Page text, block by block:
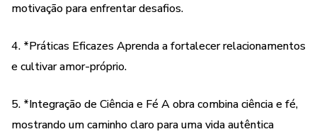
redescoberta do amor-próprio.
4. *Fortalecimento dos Relacionamentos*: Entenda as
necessidades emocionais de cada um e como construir uma
comunicação saudável e respeitosa. Este livro oferece
motivação para enfrentar desafios.
4. *Práticas Eficazes Aprenda a fortalecer relacionamentos
e cultivar amor-próprio.
5. *Integração de Ciência e Fé A obra combina ciência e fé,
mostrando um caminho claro para uma vida autêntica